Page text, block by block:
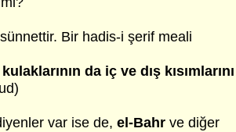
Bir hadis-i şerif meali
da iç ve dış kısımlarını
var ise de, el-Bahr ve diğer